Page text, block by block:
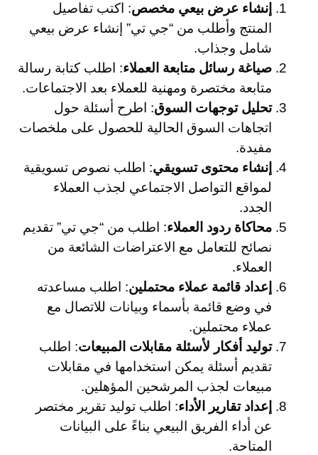
إنشاء عرض بيعي مخصص: اكتب تفاصيل
المنتج وأطلب من “جي تي” إنشاء عرض بيعي
شامل وجذاب.
صياغة رسائل متابعة العملاء: اطلب كتابة رسالة
متابعة مختصرة ومهنية للعملاء بعد الاجتماعات.
تحليل توجهات السوق: اطرح أسئلة حول
اتجاهات السوق الحالية للحصول على ملخصات
مفيدة.
إنشاء محتوى تسويقي: اطلب نصوص تسويقية
لمواقع التواصل الاجتماعي لجذب العملاء
الجدد.
محاكاة ردود العملاء: اطلب من “جي تي” تقديم
نصائح للتعامل مع الاعتراضات الشائعة من
العملاء.
إعداد قائمة عملاء محتملين: اطلب مساعدته
في وضع قائمة بأسماء وبيانات للاتصال مع
عملاء محتملين.
توليد أفكار لأسئلة مقابلات المبيعات: اطلب
تقديم أسئلة يمكن استخدامها في مقابلات
مبيعات لجذب المرشحين المؤهلين.
إعداد تقارير الأداء: اطلب توليد تقرير مختصر
عن أداء الفريق البيعي بناءً على البيانات
المتاحة.